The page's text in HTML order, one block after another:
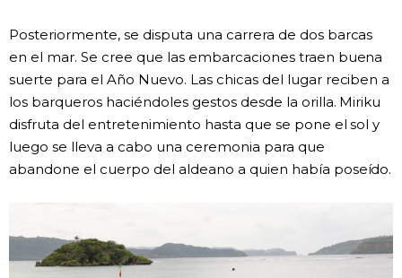
Posteriormente, se disputa una carrera de dos barcas
en el mar. Se cree que las embarcaciones traen buena
suerte para el Año Nuevo. Las chicas del lugar reciben a
los barqueros haciéndoles gestos desde la orilla. Miriku
disfruta del entretenimiento hasta que se pone el sol y
luego se lleva a cabo una ceremonia para que
abandone el cuerpo del aldeano a quien había poseído.